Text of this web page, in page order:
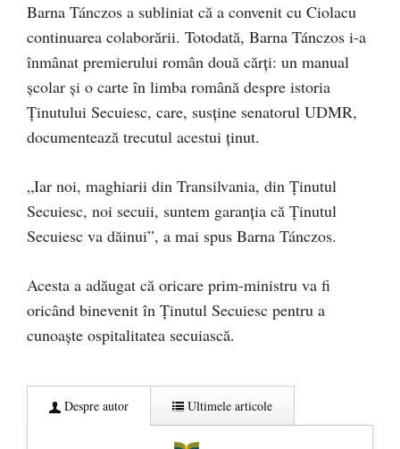
Barna Tánczos a subliniat că a convenit cu Ciolacu
continuarea colaborării. Totodată, Barna Tánczos i-a
înmânat premierului român două cărţi: un manual
şcolar şi o carte în limba română despre istoria
Ţinutului Secuiesc, care, susține senatorul UDMR,
documentează trecutul acestui ţinut.
„Iar noi, maghiarii din Transilvania, din Ţinutul
Secuiesc, noi secuii, suntem garanţia că Ţinutul
Secuiesc va dăinui”, a mai spus Barna Tánczos.
Acesta a adăugat că oricare prim-ministru va fi
oricând binevenit în Ţinutul Secuiesc pentru a
cunoaşte ospitalitatea secuiască.
Despre autor Ultimele articole